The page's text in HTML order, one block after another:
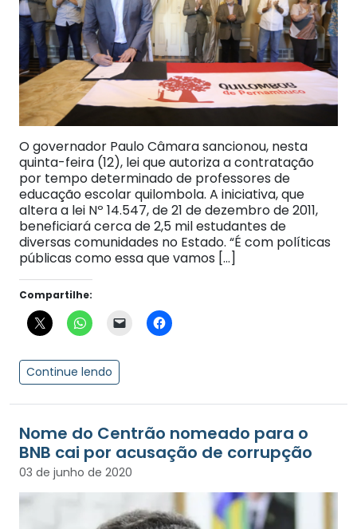
O governador Paulo Câmara sancionou, nesta
quinta-feira (12), lei que autoriza a contratação
por tempo determinado de professores de
educação escolar quilombola. A iniciativa, que
altera a lei Nº 14.547, de 21 de dezembro de 2011,
beneficiará cerca de 2,5 mil estudantes de
diversas comunidades no Estado. “É com políticas
públicas como essa que vamos […]
Compartilhe:
Continue lendo
Nome do Centrão nomeado para o
BNB cai por acusação de corrupção
03 de junho de 2020